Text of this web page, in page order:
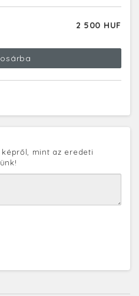
2 500 HUF
mint az eredeti